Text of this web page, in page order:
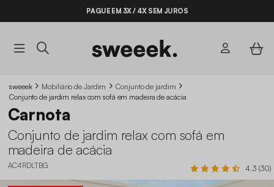
BYE BYE STOCK ATÉ -70%*
PAGUE EM 3X / 4X SEM JUROS
sweeek Mobiliário de Jardim
Conjunto de jardim
Conjunto de jardim relax com sofá em madeira de acácia
Carnota
Conjunto de jardim relax com sofá em
madeira de acácia
AC4RDLTBG 4.3 (30)